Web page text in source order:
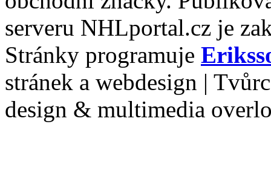
serveru NHLportal.cz je
Stránky programuje
stránek a webdesign |
design & multimedia